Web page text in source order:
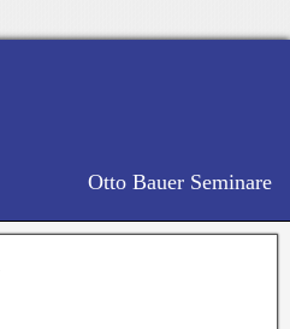
Otto Bauer Seminare